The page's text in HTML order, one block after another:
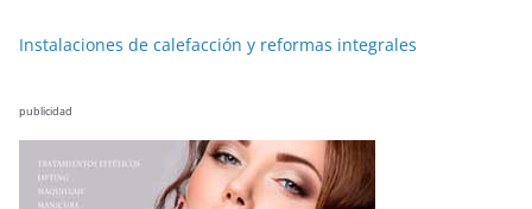
Instalaciones de calefacción y reformas integrales
publicidad